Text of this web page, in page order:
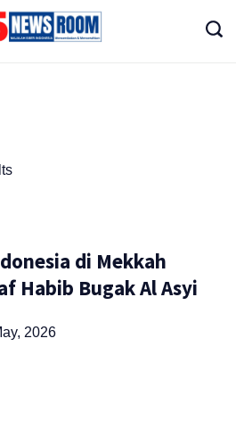
di Mekkah
Habib Bugak Al Asyi
2026